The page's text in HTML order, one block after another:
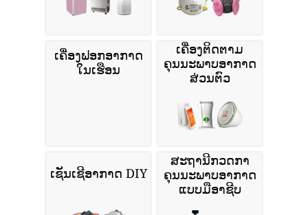
ເຄື່ອງຟອກອາກາດ
ໃນເຮືອນ
ເຄື່ອງຕິດຕາມ
ຄຸນນະພາບອາກາດ
ສ່ວນຕົວ
ເຊັນເຊີອາກາດ DIY
ສະຖານີກວດກາ
ຄຸນນະພາບອາກາດ
ແບບມືອາຊີບ